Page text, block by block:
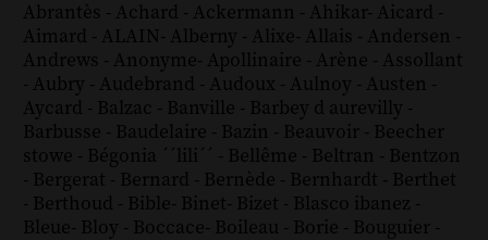
Abrantès - Achard - Ackermann - Ahikar- Aicard -
Aimard - ALAIN- Alberny - Alixe- Allais - Andersen -
Andrews - Anonyme- Apollinaire - Arène - Assollant
- Aubry - Audebrand - Audoux - Aulnoy - Austen -
Aycard - Balzac - Banville - Barbey d aurevilly -
Barbusse - Baudelaire - Bazin - Beauvoir - Beecher
stowe - Bégonia ´´lili´´ - Bellême - Beltran - Bentzon
- Bergerat - Bernard - Bernède - Bernhardt - Berthet
- Berthoud - Bible- Binet- Bizet - Blasco ibanez -
Bleue- Bloy - Boccace- Boileau - Borie - Bouguier -